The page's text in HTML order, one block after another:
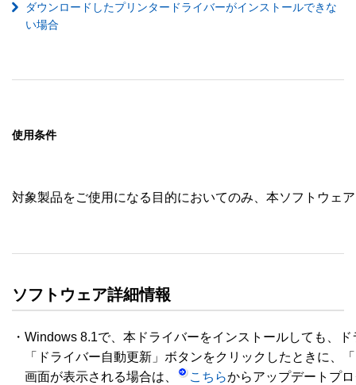
ダウンロードしたプリンタードライバーがインストールできな
い場合
使用条件
対象製品をご使用になる目的においてのみ、本ソフトウェ
ソフトウェア詳細情報
・Windows 8.1で、本ドライバーをインストールしても、
「ドライバー自動更新」ボタンをクリックしたときに、
画面が表示される場合は、
こちらからアップデートプ